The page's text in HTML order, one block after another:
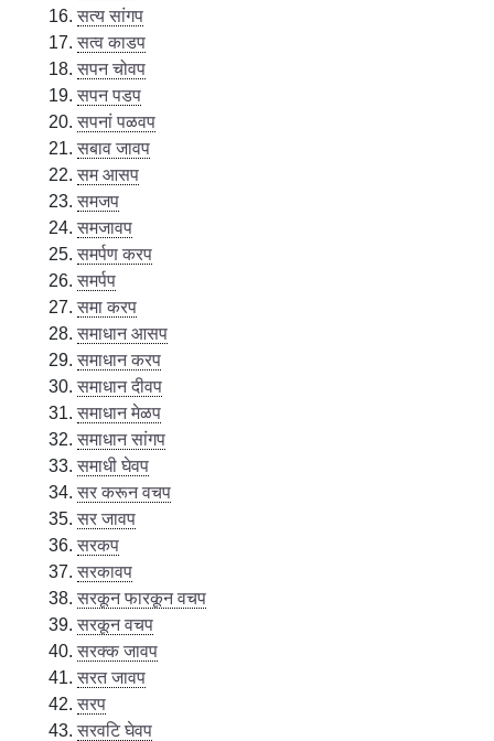
सत्य सांगप
सत्व काडप
सपन चोवप
सपन पडप
सपनां पळवप
सबाव जावप
सम आसप
समजप
समजावप
समर्पण करप
समर्पप
समा करप
समाधान आसप
समाधान करप
समाधान दीवप
समाधान मेळप
समाधान सांगप
समाधी घेवप
सर करून वचप
सर जावप
सरकप
सरकावप
सरकून फारकून वचप
सरकून वचप
सरक्क जावप
सरत जावप
सरप
सरवटि घेवप